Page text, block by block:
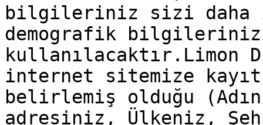
bilgileriniz sizi daha
demografik
internet sitemize
belirlemiş olduğu
adresiniz, Ülkeniz,